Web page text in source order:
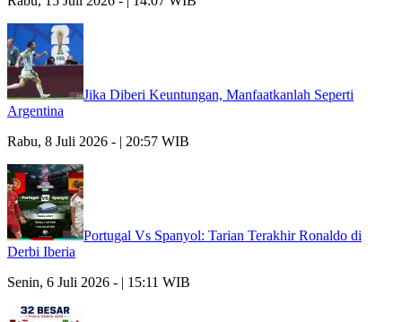
Jika Diberi Keuntungan, Manfaatkanlah Seperti
Argentina
Rabu, 8 Juli 2026 - | 20:57 WIB
Portugal Vs Spanyol: Tarian Terakhir Ronaldo di
Derbi Iberia
Senin, 6 Juli 2026 - | 15:11 WIB